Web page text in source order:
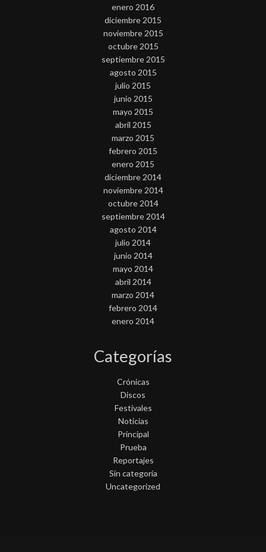
enero 2016
diciembre 2015
noviembre 2015
octubre 2015
septiembre 2015
agosto 2015
julio 2015
junio 2015
mayo 2015
abril 2015
marzo 2015
febrero 2015
enero 2015
diciembre 2014
noviembre 2014
octubre 2014
septiembre 2014
agosto 2014
julio 2014
junio 2014
mayo 2014
abril 2014
marzo 2014
febrero 2014
enero 2014
Categorías
Crónicas
Discos
Festivales
Noticias
Principal
Prueba
Reportajes
Sin categoría
Uncategorized